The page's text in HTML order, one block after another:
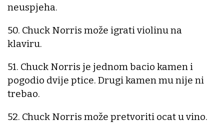
neuspjeha.
50. Chuck Norris može igrati violinu na
klaviru.
51. Chuck Norris je jednom bacio kamen i
pogodio dvije ptice. Drugi kamen mu nije ni
trebao.
52. Chuck Norris može pretvoriti ocat u vino.